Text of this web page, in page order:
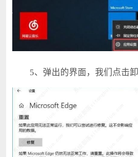
5、弹出的界面，我们点击卸